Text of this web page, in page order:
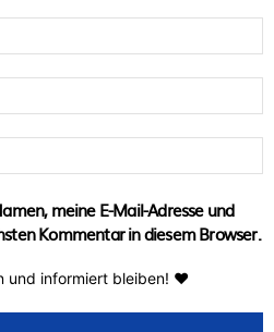
meine E-Mail-Adresse und
Kommentar in diesem Browser.
und informiert bleiben! ♥